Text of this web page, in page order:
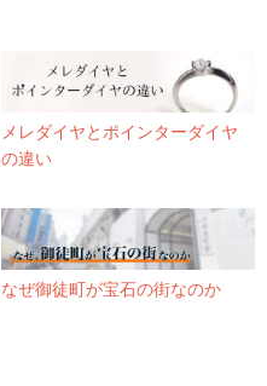
メレダイヤとポインターダイヤ
の違い
なぜ御徒町が宝石の街なのか